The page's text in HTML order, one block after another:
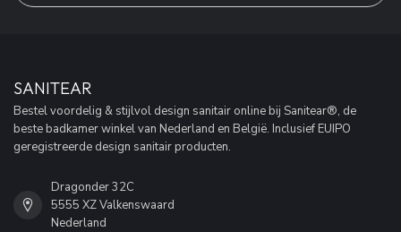
SANITEAR
Bestel voordelig & stijlvol design sanitair online bij Sanitear®, de
beste badkamer winkel van Nederland en België. Inclusief EUIPO
geregistreerde design sanitair producten.
Dragonder 32C
5555 XZ Valkenswaard
Nederland